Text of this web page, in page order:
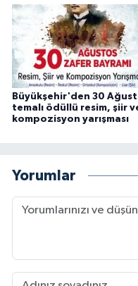
Büyükşehir'den 30
temalı ödüllü resim, şiir
kompozisyon yarışması
Yorumlar